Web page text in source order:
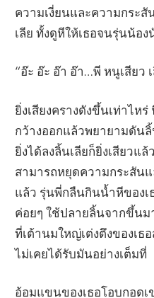
ความเงี่ยนและความกระสั
เลีย ทั้งดูหีให้เธอจนรุ่นน้อ
“อ๊ะ อ๊ะ อ๊า อ๊า…พี หนูเสียว
ยิ่งเสียงครางดังขึ้นเท่าไห
กว้างออกแล้วพยายามดัน
ยิ่งได้ลงลิ้นเลียก็ยิ่งเสียวแ
สามารถหยุดความกระสัน
แล้ว รุ่นพี่กลืนกินน้ำหีของเ
ค่อยๆ ใช้ปลายลิ้นจากขึ้น
ที่เต้านมใหญ่เต่งตึงของเธ
ไม่เคยได้รับมันอย่างเต็มที่
อ้อมแขนของเธอโอบกอดเ